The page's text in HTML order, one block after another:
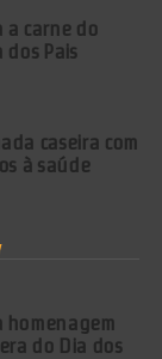
a carne do
Pais
caseira com
à saúde
homenagem
do Dia dos